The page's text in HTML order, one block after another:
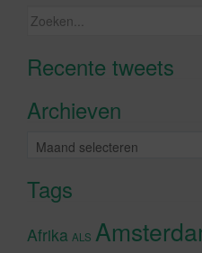
Zoeken
Recente tweets
Klik om
Archieven
Archieven
Tags
Afrika ALS